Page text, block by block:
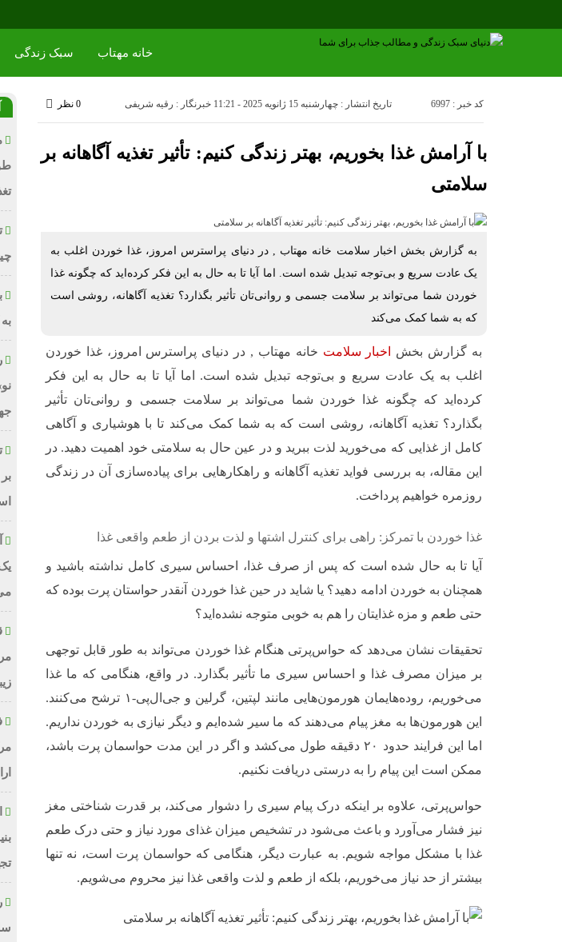
خانه مهتاب سبک زندگی
تاریخ انتشار : چهارشنبه 15 ژانویه 2025 - 11:21 خبرنگار : رقیه شریفی کد خبر : 6997 0 نظر
با آرامش غذا بخوریم، بهتر زندگی کنیم: تأثیر تغذیه آگاهانه بر
سلامتی
به گزارش بخش اخبار سلامت خانه مهتاب , در دنیای پراسترس امروز، غذا خوردن اغلب به
یک عادت سریع و بی‌توجه تبدیل شده است. اما آیا تا به حال به این فکر کرده‌اید که چگونه غذا
خوردن شما می‌تواند بر سلامت جسمی و روانی‌تان تأثیر بگذارد؟ تغذیه آگاهانه، روشی است
که به شما کمک می‌کند
به گزارش بخش اخبار سلامت خانه مهتاب , در دنیای پراسترس امروز، غذا خوردن
اغلب به یک عادت سریع و بی‌توجه تبدیل شده است. اما آیا تا به حال به این فکر
کرده‌اید که چگونه غذا خوردن شما می‌تواند بر سلامت جسمی و روانی‌تان تأثیر
بگذارد؟ تغذیه آگاهانه، روشی است که به شما کمک می‌کند تا با هوشیاری و آگاهی
کامل از غذایی که می‌خورید لذت ببرید و در عین حال به سلامتی خود اهمیت دهید. در
این مقاله، به بررسی فواید تغذیه آگاهانه و راهکارهایی برای پیاده‌سازی آن در زندگی
روزمره خواهیم پرداخت.
غذا خوردن با تمرکز: راهی برای کنترل اشتها و لذت بردن از طعم واقعی غذا
آیا تا به حال شده است که پس از صرف غذا، احساس سیری کامل نداشته باشید و
همچنان به خوردن ادامه دهید؟ یا شاید در حین غذا خوردن آنقدر حواستان پرت بوده که
حتی طعم و مزه غذایتان را هم به خوبی متوجه نشده‌اید؟
تحقیقات نشان می‌دهد که حواس‌پرتی هنگام غذا خوردن می‌تواند به طور قابل توجهی
بر میزان مصرف غذا و احساس سیری ما تأثیر بگذارد. در واقع، هنگامی که ما غذا
می‌خوریم، روده‌هایمان هورمون‌هایی مانند لپتین، گرلین و جی‌ال‌پی-۱ ترشح می‌کنند.
این هورمون‌ها به مغز پیام می‌دهند که ما سیر شده‌ایم و دیگر نیازی به خوردن نداریم.
اما این فرایند حدود ۲۰ دقیقه طول می‌کشد و اگر در این مدت حواسمان پرت باشد،
ممکن است این پیام را به درستی دریافت نکنیم.
حواس‌پرتی، علاوه بر اینکه درک پیام سیری را دشوار می‌کند، بر قدرت شناختی مغز
نیز فشار می‌آورد و باعث می‌شود در تشخیص میزان غذای مورد نیاز و حتی درک طعم
غذا با مشکل مواجه شویم. به عبارت دیگر، هنگامی که حواسمان پرت است، نه تنها
بیشتر از حد نیاز می‌خوریم، بلکه از طعم و لذت واقعی غذا نیز محروم می‌شویم.